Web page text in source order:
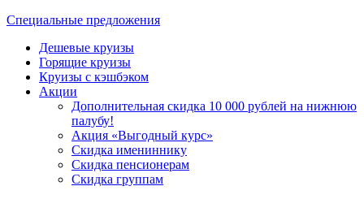
Специальные предложения
Дешевые круизы
Горящие круизы
Круизы с кэшбэком
Акции
Дополнительная скидка 10 000 рублей на нижнюю
палубу!
Акция «Выгодный курс»
Скидка имениннику
Скидка пенсионерам
Скидка группам